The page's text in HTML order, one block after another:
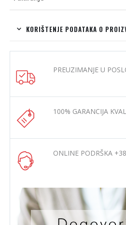
KORIŠTENJE PODATAKA O
PREUZIMANJE U
100% GARANCIJA
ONLINE PODRŠKA